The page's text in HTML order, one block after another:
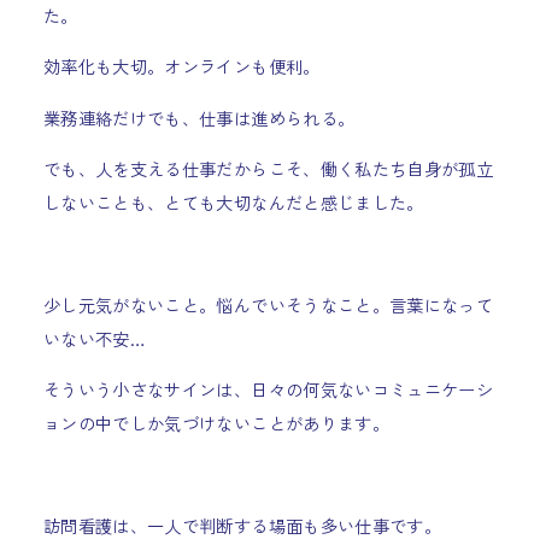
た。
効率化も大切。オンラインも便利。
業務連絡だけでも、仕事は進められる。
でも、人を支える仕事だからこそ、働く私たち自身が孤立
しないことも、とても大切なんだと感じました。
少し元気がないこと。悩んでいそうなこと。言葉になって
いない不安…
そういう小さなサインは、日々の何気ないコミュニケーシ
ョンの中でしか気づけないことがあります。
訪問看護は、一人で判断する場面も多い仕事です。